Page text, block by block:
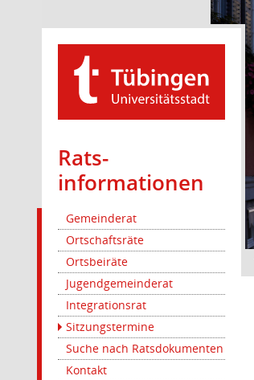
Rats­
informationen
Gemeinderat
Ortschaftsräte
Ortsbeiräte
Jugendgemeinderat
Integrationsrat
Sitzungstermine
Suche nach Ratsdokumenten
Kontakt